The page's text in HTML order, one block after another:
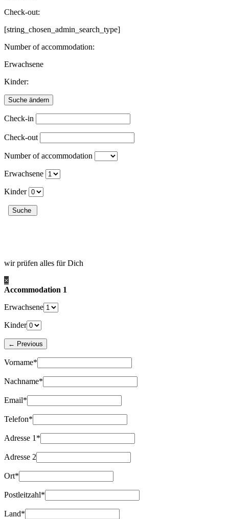
Check-out:
[string_chosen_admin_search_type]
Number of accommodation:
Erwachsene
Kinder:
Check-in
Check-out
Number of accommodation
Erwachsene
Kinder
wir prüfen alles für Dich
×
Accommodation 1
Erwachsene
Kinder
Vorname*
Nachname*
Email*
Telefon*
Adresse 1*
Adresse 2
Ort*
Postleitzahl*
Land*